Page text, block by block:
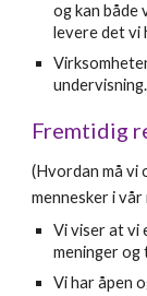
og kan både
levere det vi
undervisning.
Fremtidig
(Hvordan må vi
mennesker i vår
Vi viser at vi
meninger og
Vi har åpen